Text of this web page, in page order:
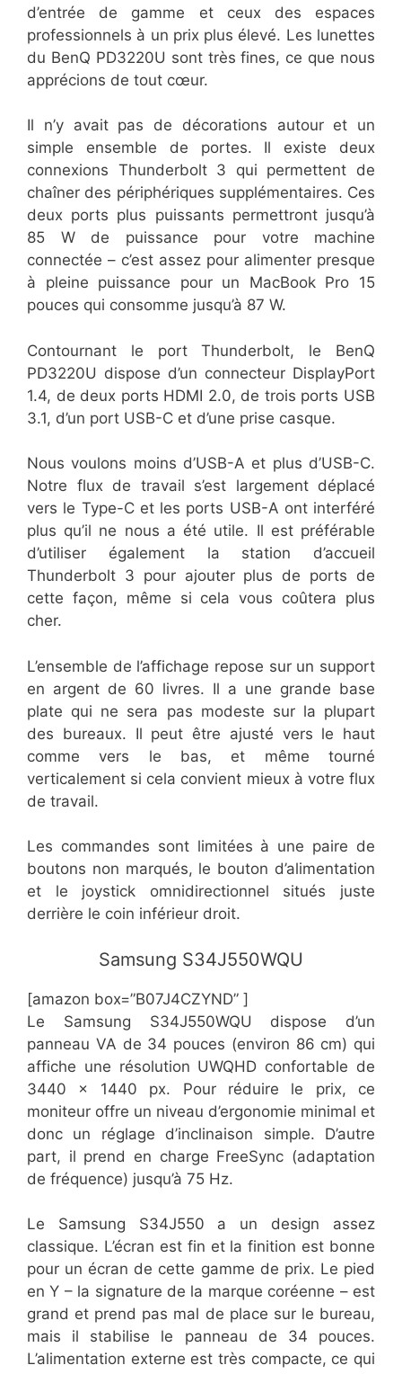
d’entrée de gamme et ceux des espaces
professionnels à un prix plus élevé. Les lunettes
du BenQ PD3220U sont très fines, ce que nous
apprécions de tout cœur.
​Il n’y avait pas de décorations autour et un
simple ensemble de portes. Il existe deux
connexions Thunderbolt 3 qui permettent de
chaîner des périphériques supplémentaires. Ces
deux ports plus puissants permettront jusqu’à
85 W de puissance pour votre machine
connectée – c’est assez pour alimenter presque
à pleine puissance pour un MacBook Pro 15
pouces qui consomme jusqu’à 87 W.
​Contournant le port Thunderbolt, le BenQ
PD3220U dispose d’un connecteur DisplayPort
1.4, de deux ports HDMI 2.0, de trois ports USB
3.1, d’un port USB-C et d’une prise casque.
​Nous voulons moins d’USB-A et plus d’USB-C.
Notre flux de travail s’est largement déplacé
vers le Type-C et les ports USB-A ont interféré
plus qu’il ne nous a été utile. Il est préférable
d’utiliser également la station d’accueil
Thunderbolt 3 pour ajouter plus de ports de
cette façon, même si cela vous coûtera plus
cher.
​L’ensemble de l’affichage repose sur un support
en argent de 60 livres. Il a une grande base
plate qui ne sera pas modeste sur la plupart
des bureaux. Il peut être ajusté vers le haut
comme vers le bas, et même tourné
verticalement si cela convient mieux à votre flux
de travail.
​Les commandes sont limitées à une paire de
boutons non marqués, le bouton d’alimentation
et le joystick omnidirectionnel situés juste
derrière le coin inférieur droit.
​​Samsung S34J550WQU
[amazon box=”​​B07J4CZYND” ]
Le Samsung S34J550WQU dispose d’un
panneau VA de 34 pouces (environ 86 cm) qui
affiche une résolution UWQHD confortable de
3440 x 1440 px. Pour réduire le prix, ce
moniteur offre un niveau d’ergonomie minimal et
donc un réglage d’inclinaison simple. D’autre
part, il prend en charge FreeSync (adaptation
de fréquence) jusqu’à 75 Hz.
Le Samsung S34J550 a un design assez
classique. L’écran est fin et la finition est bonne
pour un écran de cette gamme de prix. Le pied
en Y – la signature de la marque coréenne – est
grand et prend pas mal de place sur le bureau,
mais il stabilise le panneau de 34 pouces.
L’alimentation externe est très compacte, ce qui